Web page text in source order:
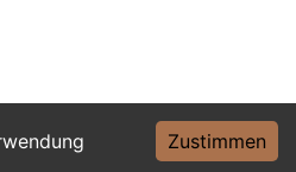
Zustimmen